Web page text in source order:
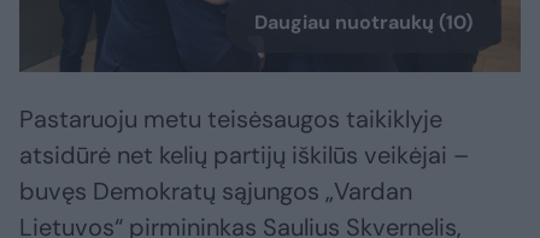
Daugiau nuotraukų (10)
Pastaruoju metu teisėsaugos taikiklyje
atsidūrė net kelių partijų iškilūs veikėjai –
buvęs Demokratų sąjungos „Vardan
Lietuvos“ pirmininkas Saulius Skvernelis,